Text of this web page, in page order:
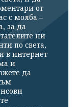
от
с молба –
за да
ни
по света,
в интернет
и
да